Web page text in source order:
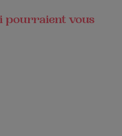
pourraient vous